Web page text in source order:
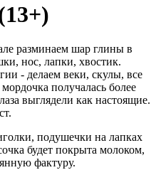
разминаем шар глины в
нос, лапки, хвостик.
- делаем веки, скулы, все
получалась более
выглядели как настоящие.
подушечки на лапках
будет покрыта молоком,
фактуру.